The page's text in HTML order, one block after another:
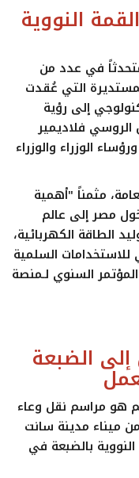
النووية
في عدد من
التي عُقدت
إلى رؤية
الروسي فلاديمير
الوزراء والوزراء
، مثمناً "أهمية
مصر إلى عالم
الطاقة الكهربائية،
للاستخدامات السلمية
السنوي لـمنصة
الضبعة
هو مراسم نقل وعاء
من ميناء مدينة سانت
بالضبعة في